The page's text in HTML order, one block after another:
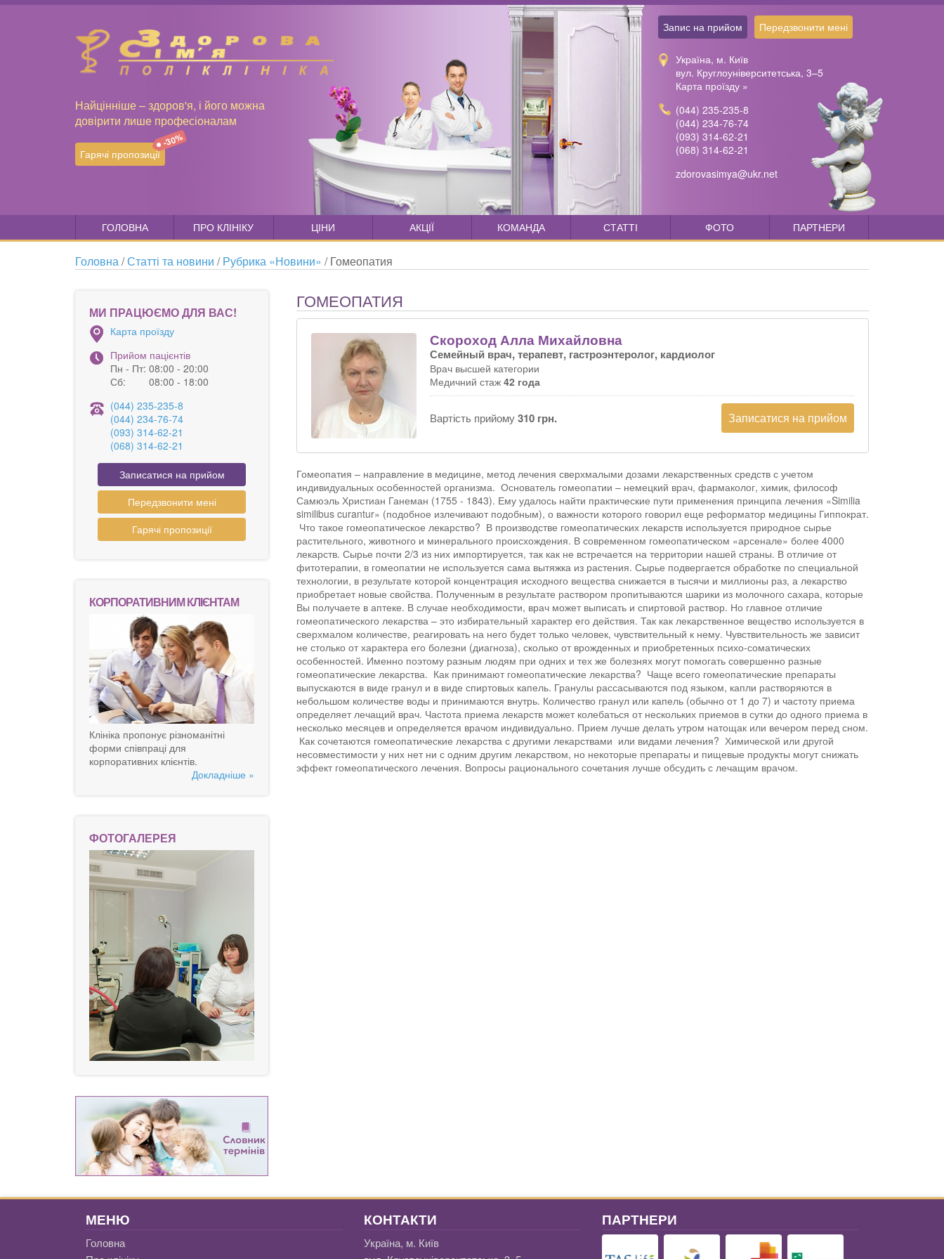
Найцінніше – здоров'я, і його можна
довірити лише професіоналам
Гарячі пропозиції
-30%
Запис на прийом Передзвонити мені
Україна, м. Київ
вул. Круглоуніверситетська, 3–5
Карта проїзду »
(044) 235-235-8
(044) 234-76-74
(093) 314-62-21
(068) 314-62-21
zdorovasimya@ukr.net
ГОЛОВНА ПРО КЛІНІКУ ЦІНИ АКЦІЇ КОМАНДА СТАТТІ ФОТО ПАРТНЕРИ
Головна/Статті та новини /Рубрика «Новини» /Гомеопатия
ГОМЕОПАТИЯ
Скороход Алла Михайловна
Семейный врач, терапевт, гастроэнтеролог, кардиолог
Врач высшей категории
Медичний стаж 42 года
Вартість прийому 310 грн. Записатися на прийом
Гомеопатия – направление в медицине, метод лечения сверхмалыми дозами лекарственных средств с учетом
индивидуальных особенностей организма. Основатель гомеопатии – немецкий врач, фармаколог, химик, философ
Самюэль Христиан Ганеман (1755 - 1843). Ему удалось найти практические пути применения принципа лечения «Similia
similibus curantur» (подобное излечивают подобным), о важности которого говорил еще реформатор медицины Гиппократ.
Что такое гомеопатическое лекарство? В производстве гомеопатических лекарств используется природное сырье
растительного, животного и минерального происхождения. В современном гомеопатическом «арсенале» более 4000
лекарств. Сырье почти 2/3 из них импортируется, так как не встречается на территории нашей страны. В отличие от
фитотерапии, в гомеопатии не используется сама вытяжка из растения. Сырье подвергается обработке по специальной
технологии, в результате которой концентрация исходного вещества снижается в тысячи и миллионы раз, а лекарство
приобретает новые свойства. Полученным в результате раствором пропитываются шарики из молочного сахара, которые
Вы получаете в аптеке. В случае необходимости, врач может выписать и спиртовой раствор. Но главное отличие
гомеопатического лекарства – это избирательный характер его действия. Так как лекарственное вещество используется в
сверхмалом количестве, реагировать на него будет только человек, чувствительный к нему. Чувствительность же зависит
не столько от характера его болезни (диагноза), сколько от врожденных и приобретенных психо-соматических
особенностей. Именно поэтому разным людям при одних и тех же болезнях могут помогать совершенно разные
гомеопатические лекарства. Как принимают гомеопатические лекарства? Чаще всего гомеопатические препараты
выпускаются в виде гранул и в виде спиртовых капель. Гранулы рассасываются под языком, капли растворяются в
небольшом количестве воды и принимаются внутрь. Количество гранул или капель (обычно от 1 до 7) и частоту приема
определяет лечащий врач. Частота приема лекарств может колебаться от нескольких приемов в сутки до одного приема в
несколько месяцев и определяется врачом индивидуально. Прием лучше делать утром натощак или вечером перед сном.
Как сочетаются гомеопатические лекарства с другими лекарствами или видами лечения? Химической или другой
несовместимости у них нет ни с одним другим лекарством, но некоторые препараты и пищевые продукты могут снижать
эффект гомеопатического лечения. Вопросы рационального сочетания лучше обсудить с лечащим врачом.
МИ ПРАЦЮЄМО ДЛЯ ВАС!
Карта проїзду
Прийом пацієнтів
Пн - Пт: 08:00 - 20:00
Сб:
08:00 - 18:00
(044) 235-235-8
(044) 234-76-74
(093) 314-62-21
(068) 314-62-21
Записатися на прийом
Передзвонити мені
Гарячі пропозиції
КОРПОРАТИВНИМ КЛІЄНТАМ
Клініка пропонує різноманітні
форми співпраці для
корпоративних клієнтів.
Докладніше »
ФОТОГАЛЕРЕЯ
МЕНЮ
Головна
КОНТАКТИ
Україна, м. Київ
ПАРТНЕРИ